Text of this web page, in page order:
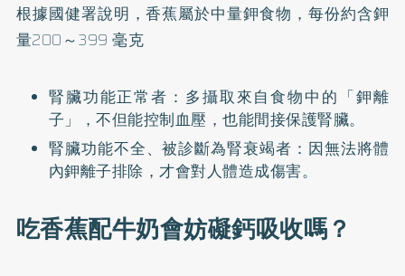
根據國健署說明 ，香蕉屬於中量鉀食物，每份約含鉀
量200～399 毫克
腎臟功能正常者：多攝取來自食物中的「鉀離
子」，不但能控制血壓，也能間接保護腎臟。
腎臟功能不全、被診斷為腎衰竭者：因無法將體
內鉀離子排除，才會對人體造成傷害。
吃香蕉配牛奶會妨礙鈣吸收嗎？